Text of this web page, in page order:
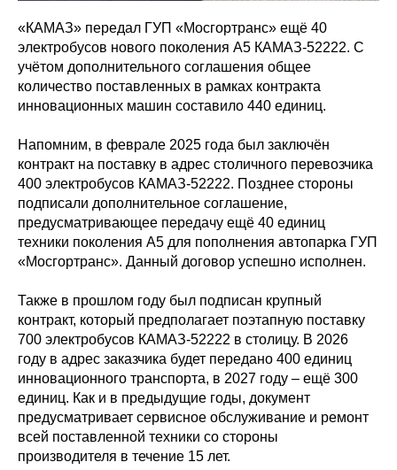
«КАМАЗ» передал ГУП «Мосгортранс» ещё 40
электробусов нового поколения А5 КАМАЗ-52222. С
учётом дополнительного соглашения общее
количество поставленных в рамках контракта
инновационных машин составило 440 единиц.
Напомним, в феврале 2025 года был заключён
контракт на поставку в адрес столичного перевозчика
400 электробусов КАМАЗ-52222. Позднее стороны
подписали дополнительное соглашение,
предусматривающее передачу ещё 40 единиц
техники поколения А5 для пополнения автопарка ГУП
«Мосгортранс». Данный договор успешно исполнен.
Также в прошлом году был подписан крупный
контракт, который предполагает поэтапную поставку
700 электробусов КАМАЗ-52222 в столицу. В 2026
году в адрес заказчика будет передано 400 единиц
инновационного транспорта, в 2027 году – ещё 300
единиц. Как и в предыдущие годы, документ
предусматривает сервисное обслуживание и ремонт
всей поставленной техники со стороны
производителя в течение 15 лет.